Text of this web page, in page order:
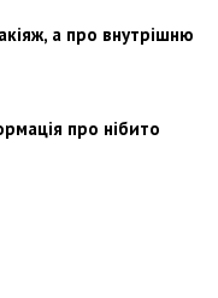
а про внутрішню
про нібито